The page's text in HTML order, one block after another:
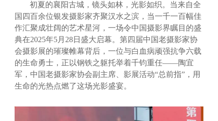
初夏的襄阳古城，镜头如林，光影如织。当来自全
国四百余位银发摄影家齐聚汉水之滨，当一千一百幅佳
作汇聚成壮阔的艺术星河，一场令中国摄影界瞩目的盛
典在2025年5月28日盛大启幕。第四届中国老摄影家协
会摄影展的璀璨帷幕背后，一位与白血病顽强抗争六载
的生命勇士，正以钢铁之躯托举着千钧重任——陶宜
军，中国老摄影家协会副主席、影展活动“总前指”，用
生命的光热点燃了这场光影盛宴。